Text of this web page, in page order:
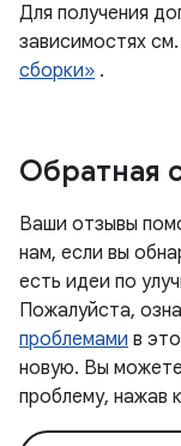
Для получения
зависимостях
сборки» .
Обратная
Ваши отзывы
нам, если вы
есть идеи по
Пожалуйста,
проблемами в
новую. Вы
проблему, нажав